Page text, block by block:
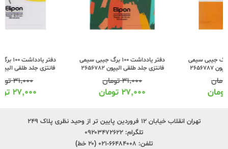
دفتر یادداشت 100 برگ جیبی سیمی
فانتزی جلد طلقی الیپون 2656782
تومان
دفتر یادداشت 100 برگ جیبی سیمی
فانتزی جلد طلقی الیپون 2656793
تومان
تهران انقلاب خیابان ۱۲ فروردین پایین تر از وحید نظری پلاک ۲۴۹
تلگرام: ۰۹۲۰۳۴۷۲۶۲۲
تلفن: ۶۶۴۸۴۰۰۸-۰۲۱ (۲۰ خط)